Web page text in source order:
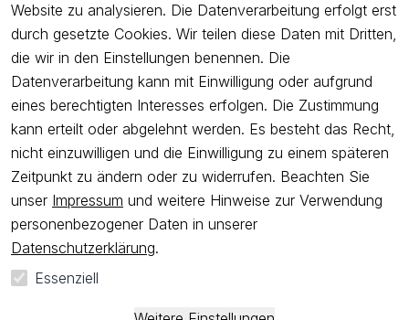
Website zu analysieren. Die Datenverarbeitung erfolgt erst
durch gesetzte Cookies. Wir teilen diese Daten mit Dritten,
die wir in den Einstellungen benennen. Die
Datenverarbeitung kann mit Einwilligung oder aufgrund
eines berechtigten Interesses erfolgen. Die Zustimmung
kann erteilt oder abgelehnt werden. Es besteht das Recht,
nicht einzuwilligen und die Einwilligung zu einem späteren
Zeitpunkt zu ändern oder zu widerrufen. Beachten Sie
unser Impressum und weitere Hinweise zur Verwendung
personenbezogener Daten in unserer
Datenschutzerklärung.
Essenziell
Freue dich über 5€ Rabatt bei deiner nächsten Bestellung und
profitiere von Angeboten.
Newsletter abonnieren
Ich bestätige hiermit, dass ich die Datenschutzerklärung
gelesen
habe. Ich kann meine Einwilligung jederzeit widerrufen.
Datenschutzerklärung